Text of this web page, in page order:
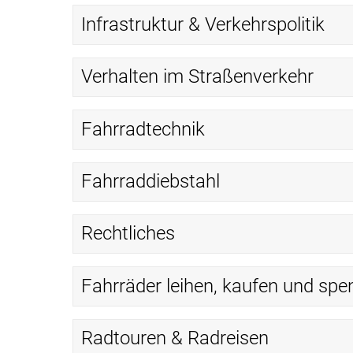
Infrastruktur & Verkehrspolitik
Verhalten im Straßenverkehr
Fahrradtechnik
Fahrraddiebstahl
Rechtliches
Fahrräder leihen, kaufen und
Radtouren & Radreisen